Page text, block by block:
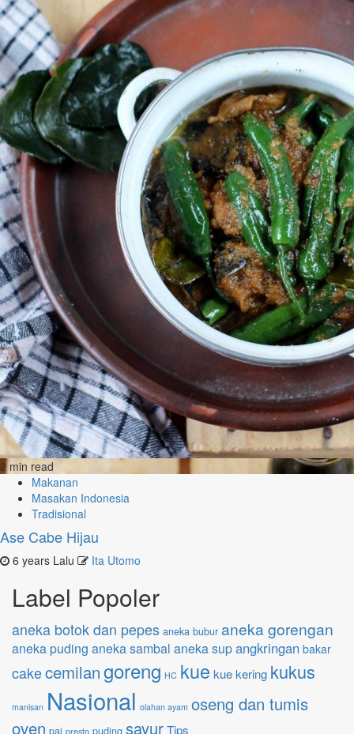
2 min read
Makanan
Masakan Indonesia
Tradisional
Ase Cabe Hijau
6 years Lalu Ita Utomo
Label Popoler
aneka botok dan pepes aneka bubur aneka gorengan
aneka puding aneka sambal aneka supangkringan bakar
cake cemilangoreng HC kue kue kering kukus
manisan Nasional olahan ayam oseng dan tumis
oven pai presto puding sayurTips